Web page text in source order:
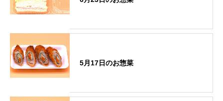
5月17日のお惣菜